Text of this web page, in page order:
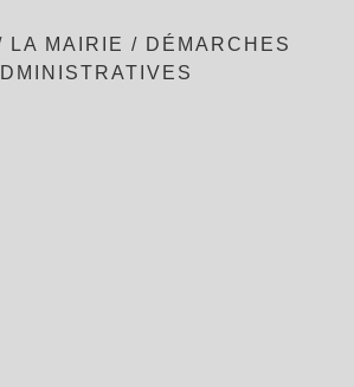
LA MAIRIE / DÉMARCHES